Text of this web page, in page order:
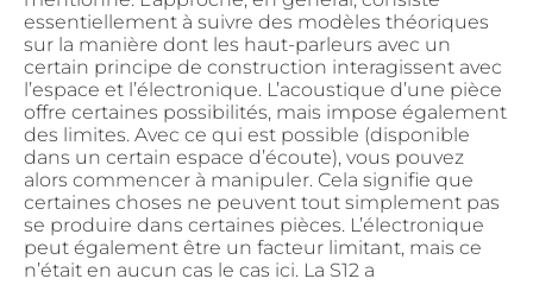
essentiellement à suivre des modèles théoriques
sur la manière dont les haut-parleurs avec un
certain principe de construction interagissent avec
l’espace et l’électronique. L’acoustique d’une pièce
offre certaines possibilités, mais impose également
des limites. Avec ce qui est possible (disponible
dans un certain espace d’écoute), vous pouvez
alors commencer à manipuler. Cela signifie que
certaines choses ne peuvent tout simplement pas
se produire dans certaines pièces. L’électronique
peut également être un facteur limitant, mais ce
n’était en aucun cas le cas ici. La S12 a